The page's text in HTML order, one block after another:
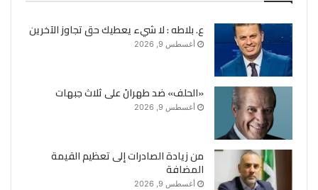
ع. بلاطه : لا شيء يعطيك حق تجاوز الآخرين
أغسطس 9, 2026
«الحلف» ضد طهرانَ على ثلاث جبهات
أغسطس 9, 2026
من زيادة الصادرات إلى تعظيم القيمة
المضافة
أغسطس 9, 2026